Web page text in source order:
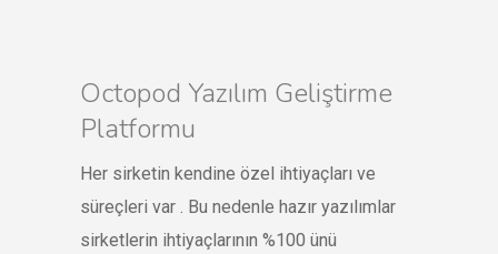
Octopod Yazılım Geliştirme
Platformu
Her sirketin kendine özel ihtiyaçları ve
süreçleri var . Bu nedenle hazır yazılımlar
sirketlerin ihtiyaçlarının %100 ünü